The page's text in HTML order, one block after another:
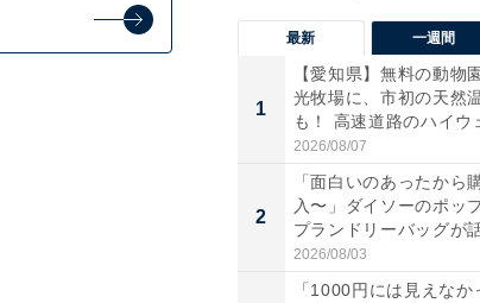
最新 一週間
1
【愛知県】無料の動物
光牧場に、市初の天然
も！ 高速道路のハイウ
ア...
2026/08/07
2
「面白いのあったから
入〜」ダイソーのポッ
プランドリーバッグが
題。“さま...
2026/08/03
「1000円には見えなか